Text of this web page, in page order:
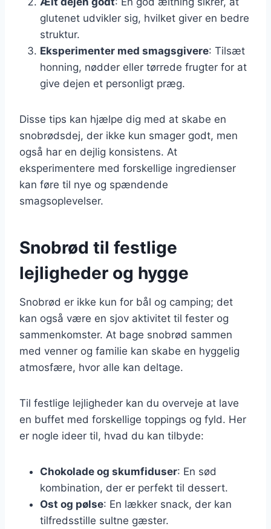
glutenet udvikler sig, hvilket giver en bedre
struktur.
Eksperimenter med smagsgivere: Tilsæt
honning, nødder eller tørrede frugter for at
give dejen et personligt præg.
Disse tips kan hjælpe dig med at skabe en
snobrødsdej, der ikke kun smager godt, men
også har en dejlig konsistens. At
eksperimentere med forskellige ingredienser
kan føre til nye og spændende
smagsoplevelser.
Snobrød til festlige
lejligheder og hygge
Snobrød er ikke kun for bål og camping; det
kan også være en sjov aktivitet til fester og
sammenkomster. At bage snobrød sammen
med venner og familie kan skabe en hyggelig
atmosfære, hvor alle kan deltage.
Til festlige lejligheder kan du overveje at lave
en buffet med forskellige toppings og fyld. Her
er nogle ideer til, hvad du kan tilbyde:
Chokolade og skumfiduser: En sød
kombination, der er perfekt til dessert.
Ost og pølse: En lækker snack, der kan
tilfredsstille sultne gæster.